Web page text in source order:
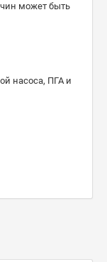
может быть
насоса, ПГА и